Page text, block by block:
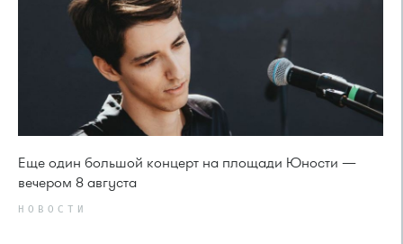
Еще один большой концерт на площади Юности —
вечером 8 августа
НОВОСТИ